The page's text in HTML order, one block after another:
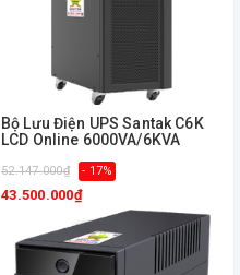
Bộ Lưu Điện UPS Santak C6K
LCD Online 6000VA/6KVA
52.147.000₫ - 17%
43.500.000₫